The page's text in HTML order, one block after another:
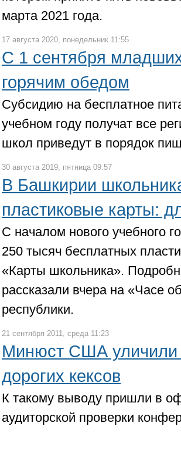
марта 2021 года.
17 августа 2020, понедельник 11:55
С 1 сентября
горячим обедом
Субсидию на бесплатное
учебном году получат все
школ приведут в порядок
30 августа 2019, пятница 09:57
В Башкирии
пластиковые карты:
С началом нового учебного
250 тысяч бесплатных
«Карты школьника».
рассказали вчера на «Часе
республики.
21 сентября 2011, среда 11:23
Минюст США уличили
дорогих кексов
К такому выводу пришли в
аудиторской проверки